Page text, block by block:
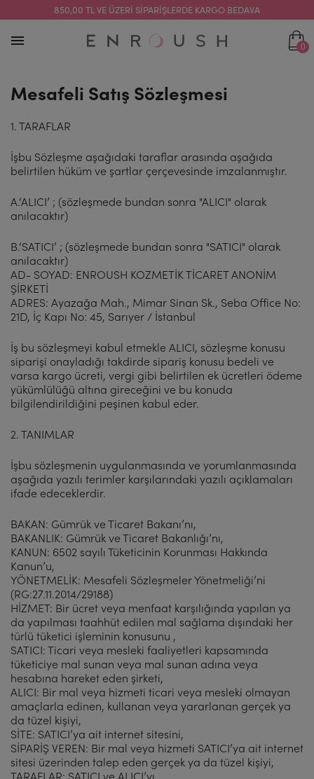
850,00 TL VE ÜZERI SIPARIŞLERDE KARGO BEDAVA
0
Mesafeli Satış Sözleşmesi
1. TARAFLAR
İşbu Sözleşme aşağıdaki taraflar arasında aşağıda
belirtilen hüküm ve şartlar çerçevesinde imzalanmıştır.
A.‘ALICI’ ; (sözleşmede bundan sonra "ALICI" olarak
anılacaktır)
B.‘SATICI’ ; (sözleşmede bundan sonra "SATICI" olarak
anılacaktır)
AD- SOYAD: ENROUSH KOZMETİK TİCARET ANONİM
ŞİRKETİ
ADRES: Ayazağa Mah., Mimar Sinan Sk., Seba Office No:
21D, İç Kapı No: 45, Sarıyer / İstanbul
İş bu sözleşmeyi kabul etmekle ALICI, sözleşme konusu
siparişi onayladığı takdirde sipariş konusu bedeli ve
varsa kargo ücreti, vergi gibi belirtilen ek ücretleri ödeme
yükümlülüğü altına gireceğini ve bu konuda
bilgilendirildiğini peşinen kabul eder.
2. TANIMLAR
İşbu sözleşmenin uygulanmasında ve yorumlanmasında
aşağıda yazılı terimler karşılarındaki yazılı açıklamaları
ifade edeceklerdir.
BAKAN: Gümrük ve Ticaret Bakanı’nı,
BAKANLIK: Gümrük ve Ticaret Bakanlığı’nı,
KANUN: 6502 sayılı Tüketicinin Korunması Hakkında
Kanun’u,
YÖNETMELİK: Mesafeli Sözleşmeler Yönetmeliği’ni
(RG:27.11.2014/29188)
HİZMET: Bir ücret veya menfaat karşılığında yapılan ya
da yapılması taahhüt edilen mal sağlama dışındaki her
türlü tüketici işleminin konusunu ,
SATICI: Ticari veya mesleki faaliyetleri kapsamında
tüketiciye mal sunan veya mal sunan adına veya
hesabına hareket eden şirketi,
ALICI: Bir mal veya hizmeti ticari veya mesleki olmayan
amaçlarla edinen, kullanan veya yararlanan gerçek ya
da tüzel kişiyi,
SİTE: SATICI’ya ait internet sitesini,
SİPARİŞ VEREN: Bir mal veya hizmeti SATICI’ya ait internet
sitesi üzerinden talep eden gerçek ya da tüzel kişiyi,
TARAFLAR: SATICI ve ALICI’yı,